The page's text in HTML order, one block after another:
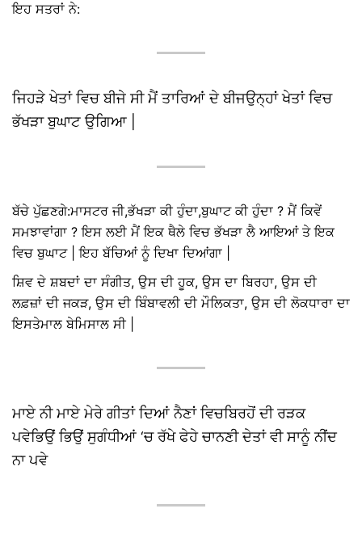
ਇਹ ਸਤਰਾਂ ਨੇ:
ਜਿਹੜੇ ਖੇਤਾਂ ਵਿਚ ਬੀਜੇ ਸੀ ਮੈਂ ਤਾਰਿਆਂ ਦੇ ਬੀਜਉਨ੍ਹਾਂ ਖੇਤਾਂ ਵਿਚ
ਭੱਖੜਾ ਬੁਘਾਟ ਉਗਿਆ |
ਬੱਚੇ ਪੁੱਛਣਗੇ:ਮਾਸਟਰ ਜੀ,ਭੱਖੜਾ ਕੀ ਹੁੰਦਾ,ਬੁਘਾਟ ਕੀ ਹੁੰਦਾ ? ਮੈਂ ਕਿਵੇਂ
ਸਮਝਾਵਾਂਗਾ ? ਇਸ ਲਈ ਮੈਂ ਇਕ ਥੈਲੇ ਵਿਚ ਭੱਖੜਾ ਲੈ ਆਇਆਂ ਤੇ ਇਕ
ਵਿਚ ਬੁਘਾਟ | ਇਹ ਬੱਚਿਆਂ ਨੂੰ ਦਿਖਾ ਦਿਆਂਗਾ |
ਸ਼ਿਵ ਦੇ ਸ਼ਬਦਾਂ ਦਾ ਸੰਗੀਤ, ਉਸ ਦੀ ਹੂਕ, ਉਸ ਦਾ ਬਿਰਹਾ, ਉਸ ਦੀ
ਲਫ਼ਜ਼ਾਂ ਦੀ ਜਕੜ, ਉਸ ਦੀ ਬਿੰਬਾਵਲੀ ਦੀ ਮੌਲਿਕਤਾ, ਉਸ ਦੀ ਲੋਕਧਾਰਾ ਦਾ
ਇਸਤੇਮਾਲ ਬੇਮਿਸਾਲ ਸੀ |
ਮਾਏ ਨੀ ਮਾਏ ਮੇਰੇ ਗੀਤਾਂ ਦਿਆਂ ਨੈਣਾਂ ਵਿਚਬਿਰਹੋਂ ਦੀ ਰੜਕ
ਪਵੇਭਿਉਂ ਭਿਉਂ ਸੁਗੰਧੀਆਂ ‘ਚ ਰੱਖੇ ਫੇਹੇ ਚਾਨਣੀ ਦੇਤਾਂ ਵੀ ਸਾਨੂੰ ਨੀਂਦ
ਨਾ ਪਵੇ